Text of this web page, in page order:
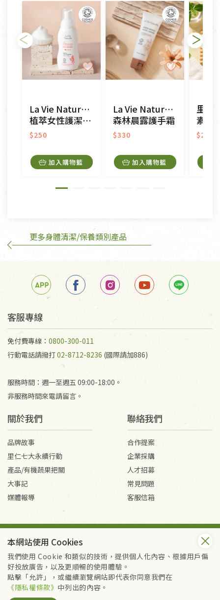
日)的服務，原則上若商品未經使用或被汙損(除商品
瑕疵)，一般皆可申請退換貨。
不適用七天鑑賞期商品：
以數位或電磁紀錄形式儲存之商品、易於變質或損壞
接受原片換新。
衣飾鞋類-如T恤，如於送達後水洗或污損者。
美容保養用品、內衣褲、襪子、口罩等私人消耗性產
內衣褲、襪子、口罩個人衛生用品除商品本身有瑕疵
外,依據《通訊交易解除權合理例外情事適用準
訂購手抄稿退貨需知：
若未保持原包裝方式或未使用原箱退回，導致書籍有
任何折損、磨損、污損或凹角，將不接受退貨，也不
予以退費。
不接受退貨之手抄稿，為敬重法寶故，里仁網購無法
代為結緣處理等。 若需將手抄稿寄還給消費者，因而
產生的運費100元/箱將由消費者負擔。
La Vie Naturelle
植萃女性護潔慕絲
$250
加入購物籃
La Vie Naturelle
森林晨露護手霜
$330
加入購物籃
里仁
素皂
$29
更多身體清潔/保養類別產品
客服專線
免付費專線： 0800-300-011
行動電話請撥打02-8712-8236 (國際請加886)
服務時間：週一至週五 09:00-18:00。
非服務時間來電請留言。
關於我們
品牌故事
里仁七大永續行動
產品/有機蔬果把關
大事記
媒體報導
聯絡我們
合作提案
企業採購
人才招募
常見問題
客服信箱
Copyright © 2026 里仁事業股份有限公司(統編：16301262) /
里仁網購股份有限公司(統編：25149752)
All Rights Reserved.
本網站使用 Cookies
我們使用 Cookie 和類似的技術，提供個人化內容、根據用戶偏
好投放廣告，以及更順暢的使用體驗。
點擊「允許」，或繼續瀏覽網站即代表你同意我們在
《隱私權條款》 中列出的內容。